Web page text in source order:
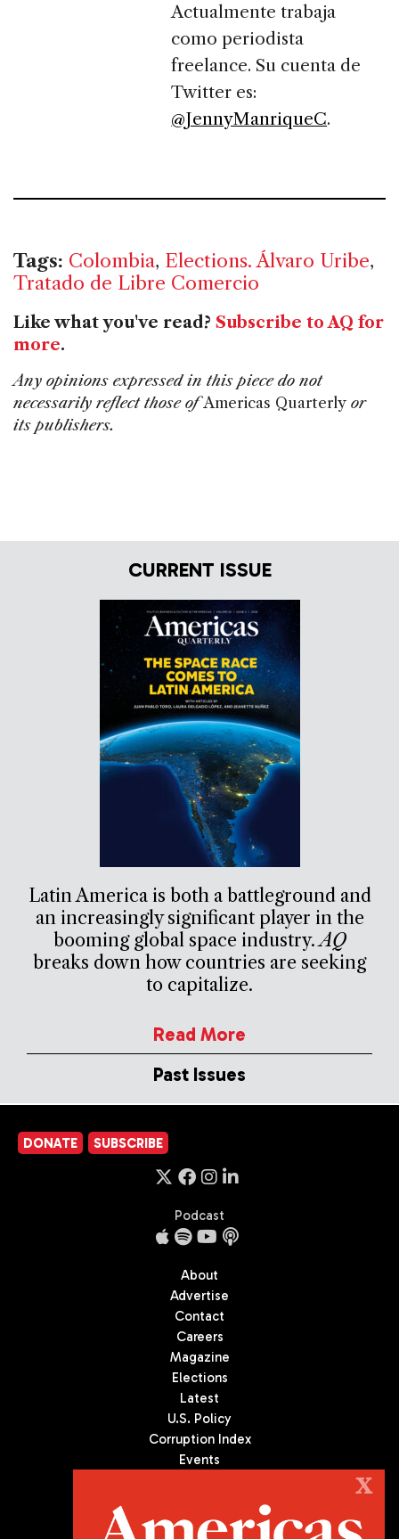
Actualmente trabaja
como periodista
freelance. Su cuenta de
Twitter es:
@JennyManriqueC.
Tags: Colombia, Elections. Álvaro Uribe,
Tratado de Libre Comercio
Like what you've read? Subscribe to AQ for
more.
Any opinions expressed in this piece do not
necessarily reflect those ofAmericas Quarterly or
its publishers.
CURRENT ISSUE
Latin America is both a battleground and
an increasingly significant player in the
booming global space industry.AQ
breaks down how countries are seeking
to capitalize.
Read More
Past Issues
DONATE SUBSCRIBE
Podcast
About
Advertise
Contact
Careers
Magazine
Elections
Latest
U.S. Policy
Corruption Index
Events
X